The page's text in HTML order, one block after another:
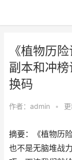
《植物历
副本和冲
换码
作者： admin •
摘要：《植物历
也不是无脑堆战